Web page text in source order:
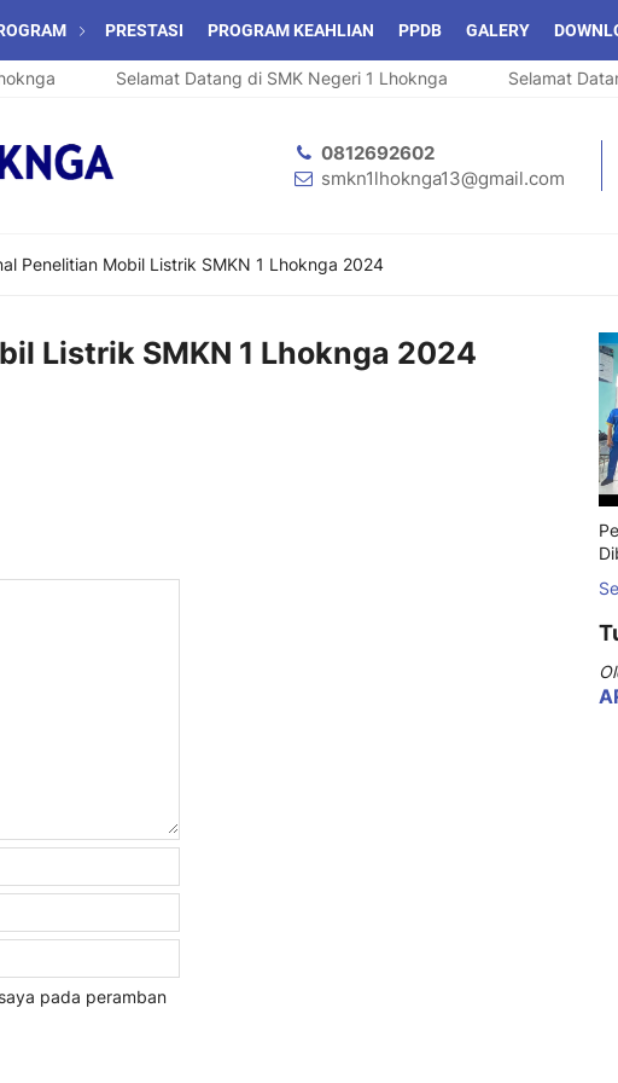
PRESTASI PROGRAM KEAHLIAN PPDB GALERY
Selamat Datang di SMK Negeri 1 Lhoknga Selamat
0812692602
smkn1lhoknga13@gmail.com
Penelitian Mobil Listrik SMKN 1 Lhoknga 2024
Listrik SMKN 1 Lhoknga 2024
pada peramban